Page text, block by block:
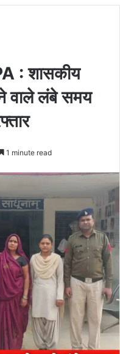
: शासकीय
वाले लंबे समय
1 minute read